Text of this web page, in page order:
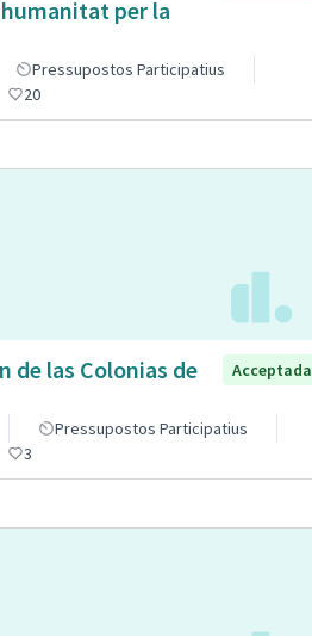
per la
Pressupostos Participatius
20
de las Colonias de
Acceptada
Pressupostos Participatius
3